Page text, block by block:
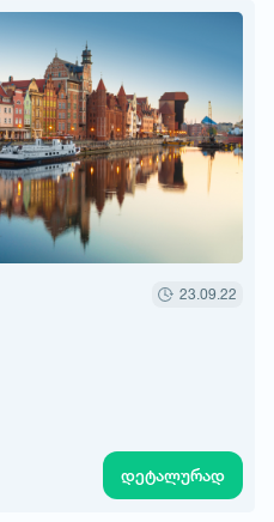
23.09.22
დეტალურად